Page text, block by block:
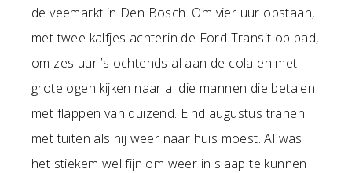
de veemarkt in Den Bosch. Om vier uur opstaan,
met twee kalfjes achterin de Ford Transit op pad,
om zes uur ’s ochtends al aan de cola en met
grote ogen kijken naar al die mannen die betalen
met flappen van duizend. Eind augustus tranen
met tuiten als hij weer naar huis moest. Al was
het stiekem wel fijn om weer in slaap te kunnen